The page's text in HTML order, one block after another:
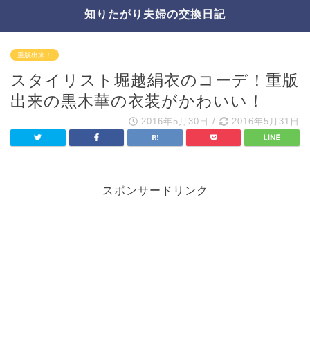
知りたがり夫婦の交換日記
重版出来！
スタイリスト堀越絹衣のコーデ！重版
出来の黒木華の衣装がかわいい！
2016年5月30日 / 2016年5月31日
スポンサードリンク